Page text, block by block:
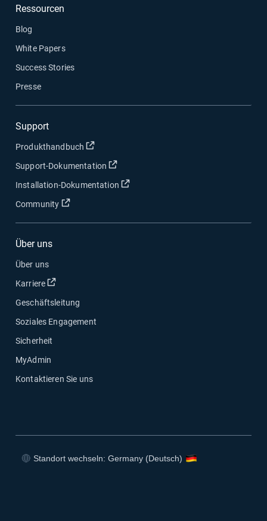
Ressourcen
Blog
White Papers
Success Stories
Presse
Support
Produkthandbuch In neuem Fenster öffnen
Support-Dokumentation In neuem Fenster öffnen
Installation-Dokumentation In neuem Fenster öffnen
Community In neuem Fenster öffnen
Über uns
Über uns
Karriere
In neuem Fenster öffnen
Geschäftsleitung
Soziales Engagement
Sicherheit
MyAdmin
Kontaktieren Sie uns
Standort wechseln: Germany (Deutsch)